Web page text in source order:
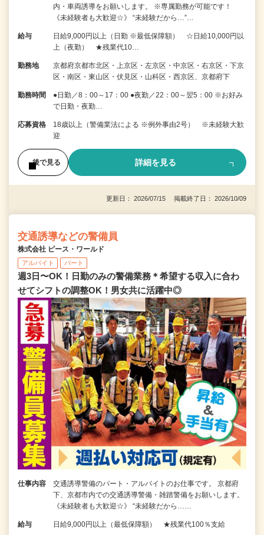
内・車両誘導をお願いします。 ※専属勤務が可能です！
《未経験者も大歓迎☆》 “未経験だから…”…
給与
日給9,000円以上（日勤 ※最低保障額） ☆日給10,000円以
上（夜勤） ★残業代10…
勤務地
京都府京都市北区・上京区・左京区・中京区・右京区・下京
区・南区・東山区・伏見区・山科区・西京区、京都府下
勤務時間
●日勤／8：00～17：00 ●夜勤／22：00～翌5：00 ※お好み
で日勤・夜勤…
応募資格
18歳以上（警備業法による ※例外事由2号） ※未経験大歓
迎
後で見る 詳細を見る
更新日： 2026/07/15 掲載終了日： 2026/10/09
交通誘導などの警備員
株式会社 ピース・ワールド
アルバイト パート
週3日〜OK！日勤のみの警備業務＊希望する収入に合わ
せてシフトの調整OK！男女共に活躍中◎
仕事内容
交通誘導警備のパート・アルバイトのお仕事です。 京都府
下、京都市内での交通誘導警備・雑踏警備をお願いします。
《未経験者も大歓迎☆》 “未経験だから……
給与 日給9,000円以上（最低保障額） ★残業代100％支給